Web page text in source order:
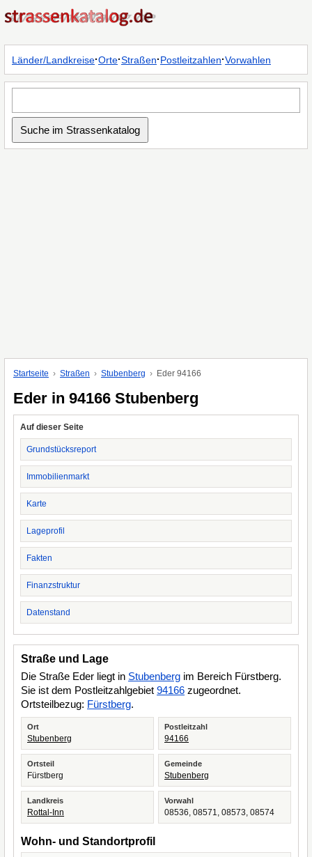
Länder/Landkreise·Orte·Straßen·Postleitzahlen·Vorwahlen
Startseite Straßen Stubenberg Eder 94166
Eder in 94166 Stubenberg
Auf dieser Seite
Grundstücksreport
Immobilienmarkt
Karte
Lageprofil
Fakten
Finanzstruktur
Datenstand
Straße und Lage
Die Straße Eder liegt in Stubenberg im Bereich Fürstberg.
Sie ist dem Postleitzahlgebiet 94166 zugeordnet.
Ortsteilbezug: Fürstberg.
Ort
Stubenberg
Postleitzahl
94166
Ortsteil
Fürstberg
Gemeinde
Stubenberg
Landkreis
Rottal-Inn
Vorwahl
08536, 08571, 08573, 08574
Wohn- und Standortprofil